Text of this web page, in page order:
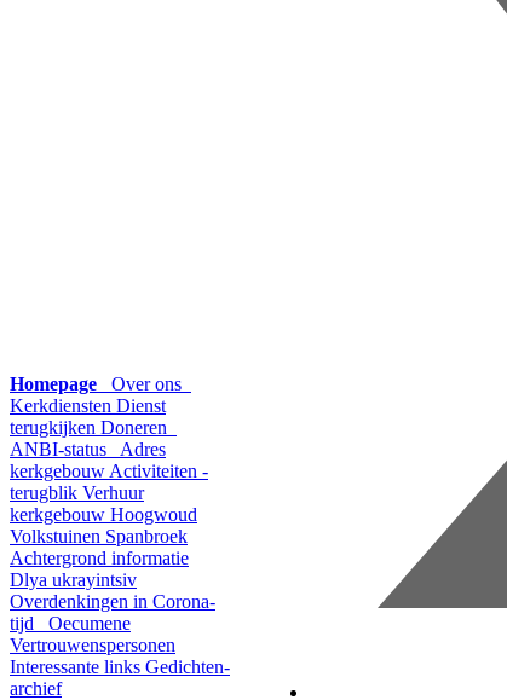
Homepage
Over ons
Kerkdiensten Dienst
terugkijken Doneren
ANBI-status
Adres
kerkgebouw Activiteiten -
terugblik Verhuur
kerkgebouw Hoogwoud
Volkstuinen Spanbroek
Achtergrond informatie
Dlya ukrayintsiv
Overdenkingen in Corona-
tijd
Oecumene
Vertrouwenspersonen
Interessante links Gedichten-
archief